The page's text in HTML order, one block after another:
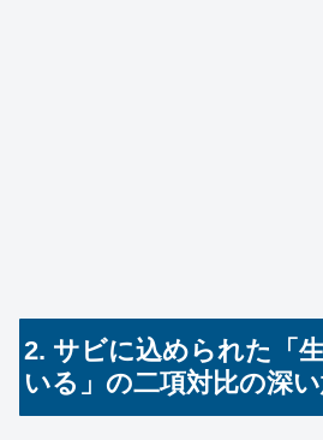
2. サビに込められた「
いる」の二項対比の深